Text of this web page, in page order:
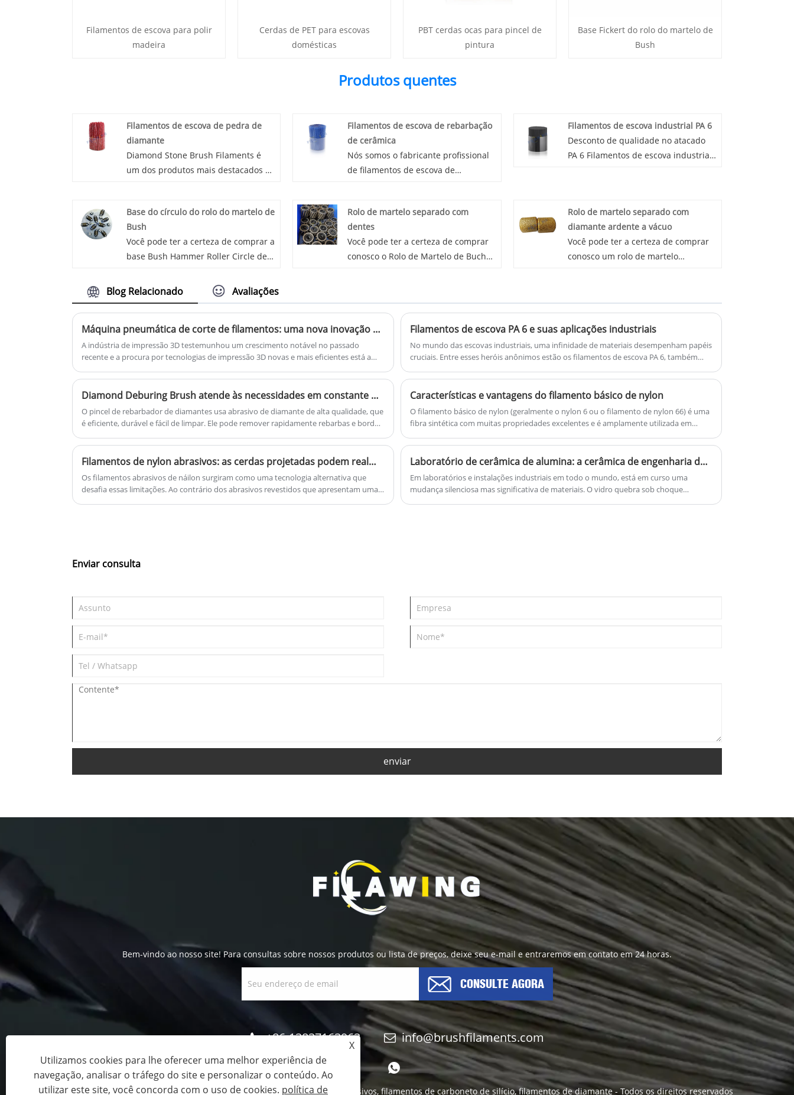
Filamentos de escova para polir
madeira
Cerdas de PET para escovas
domésticas
PBT cerdas ocas para pincel de
pintura
Base Fickert do rolo do martelo de
Bush
Produtos quentes
Filamentos de escova de pedra de
diamante
Diamond Stone Brush Filaments é
um dos produtos mais destacados da
sua demanda.
Filamentos de escova de rebarbação
de cerâmica
Nós somos o fabricante profissional
de filamentos de escova de
um serviço profissional nesta linha.
Filamentos de escova industrial PA 6
Desconto de qualidade no atacado
PA 6 Filamentos de escova industrial.
de fibra de escova da indústria PA6
usados ​​principalmente para fazer
escovas para limpeza industrial na
linha de processamento de
varredora de estradas, etc.
Base do círculo do rolo do martelo de
Bush
Você pode ter a certeza de comprar a
base Bush Hammer Roller Circle de
com você, se quiser saber mais, pode
nos consultar agora, responderemos
a tempo!
Rolo de martelo separado com
dentes
Você pode ter a certeza de comprar
conosco o Rolo de Martelo de Bucha
quiser saber mais, pode nos
consultar agora, responderemos a
tempo!
Rolo de martelo separado com
diamante ardente a vácuo
Você pode ter a certeza de comprar
conosco um rolo de martelo
cooperar com você, se quiser saber
mais, pode nos consultar agora,
responderemos a tempo!
Blog Relacionado Avaliações
Máquina pneumática de corte de filamentos: uma nova inovação para a indústria de impressão 3D
A indústria de impressão 3D testemunhou um crescimento notável no passado
recente e a procura por tecnologias de impressão 3D novas e mais eficientes está a
Filamentos, que foi projetada para melhorar a eficiência e a precisão da impressão 3D.
Filamentos de escova PA 6 e suas aplicações industriais
No mundo das escovas industriais, uma infinidade de materiais desempenham papéis
cruciais. Entre esses heróis anônimos estão os filamentos de escova PA 6, também
uma combinação única de propriedades que os tornam uma escolha ideal para uma
vasta gama de aplicações de limpeza industrial e manuseio de materiais.
Diamond Deburing Brush atende às necessidades em constante mudança de mais usuários
O pincel de rebarbador de diamantes usa abrasivo de diamante de alta qualidade, que
é eficiente, durável e fácil de limpar. Ele pode remover rapidamente rebarbas e bordas
superfície lisa e purificada.
Características e vantagens do filamento básico de nylon
O filamento básico de nylon (geralmente o nylon 6 ou o filamento de nylon 66) é uma
fibra sintética com muitas propriedades excelentes e é amplamente utilizada em
suas principais características e vantagens:
Filamentos de nylon abrasivos: as cerdas projetadas podem realmente substituir os abrasivos tradicionais em acabamentos de madeira e pisos?
Os filamentos abrasivos de náilon surgiram como uma tecnologia alternativa que
desafia essas limitações. Ao contrário dos abrasivos revestidos que apresentam uma
carregamento de materiais macios.
Laboratório de cerâmica de alumina: a cerâmica de engenharia de alta pureza pode realmente superar os metais em ambientes corrosivos e de alta temperatura?
Em laboratórios e instalações industriais em todo o mundo, está em curso uma
mudança silenciosa mas significativa de materiais. O vidro quebra sob choque
Enviar consulta
enviar
Bem-vindo ao nosso site! Para consultas sobre nossos produtos ou lista de preços, deixe seu e-mail e entraremos em contato em 24 horas.
CONSULTE AGORA
+86-13837163963 info@brushfilaments.com
Copyright © 2023 Filawing Industry Co., Limited - Filamentos de nylon abrasivos, filamentos de carboneto de silício, filamentos de diamante - Todos os direitos reservados
X
Utilizamos cookies para lhe oferecer uma melhor experiência de
navegação, analisar o tráfego do site e personalizar o conteúdo. Ao
utilizar este site, você concorda com o uso de cookies. política de